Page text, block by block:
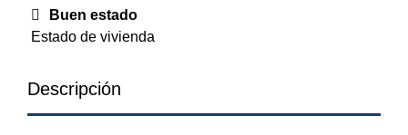
Buen estado
Estado de vivienda
Descripción